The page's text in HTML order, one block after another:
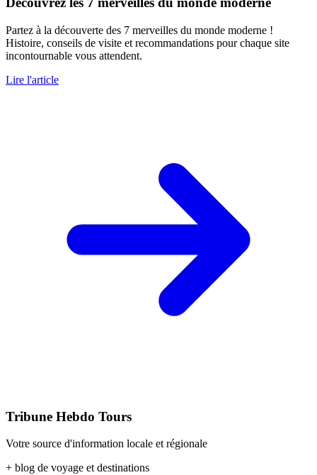
Partez à la découverte des 7 merveilles du monde moderne !
Histoire, conseils de visite et recommandations pour chaque site
incontournable vous attendent.
Lire l'article
Tribune Hebdo Tours
Votre source d'information locale et régionale
+ blog de voyage et destinations